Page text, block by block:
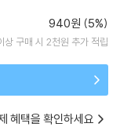
940원 (5%)
상 구매 시 2천원 추가 적립
혜택을 확인하세요